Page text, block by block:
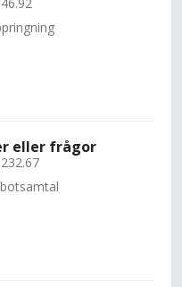
eller frågor